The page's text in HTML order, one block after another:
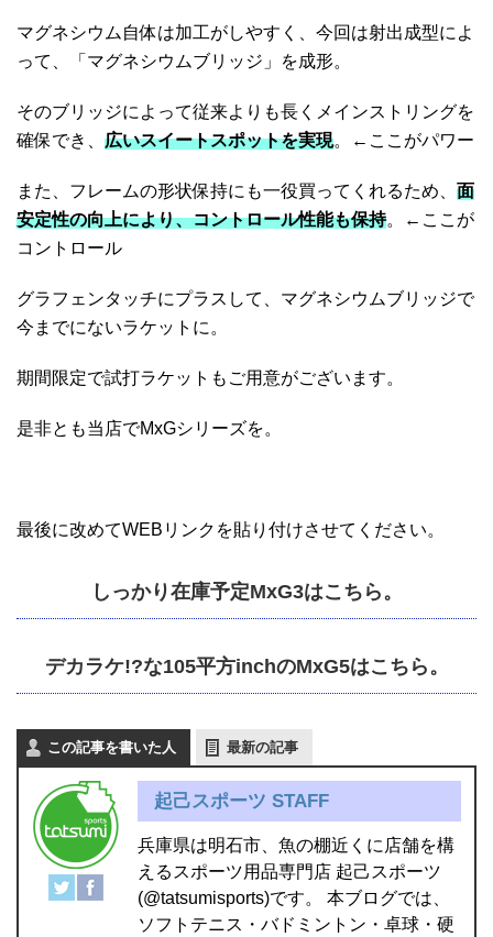
マグネシウム自体は加工がしやすく、今回は射出成型によ
って、「マグネシウムブリッジ」を成形。
そのブリッジによって従来よりも長くメインストリングを
確保でき、 広いスイートスポットを実現。←ここがパワー
また、フレームの形状保持にも一役買ってくれるため、 面
安定性の向上により、コントロール性能も保持。←ここが
コントロール
グラフェンタッチにプラスして、マグネシウムブリッジで
今までにないラケットに。
期間限定で試打ラケットもご用意がございます。
是非とも当店でMxGシリーズを。
最後に改めてWEBリンクを貼り付けさせてください。
しっかり在庫予定MxG3はこちら。
デカラケ!?な105平方inchのMxG5はこちら。
この記事を書いた人 最新の記事
起己スポーツ STAFF
兵庫県は明石市、魚の棚近くに店舗を構
えるスポーツ用品専門店 起己スポーツ
(@tatsumisports)です。 本ブログでは、
ソフトテニス・バドミントン・卓球・硬